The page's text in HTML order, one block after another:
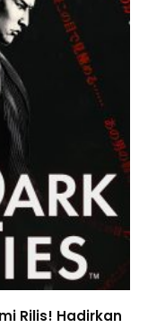
Rilis! Hadirkan